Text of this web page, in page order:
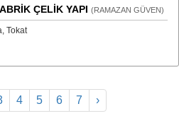
ÇELİK YAPI (RAMAZAN GÜVEN)
Tokat
4 5 6 7 ›